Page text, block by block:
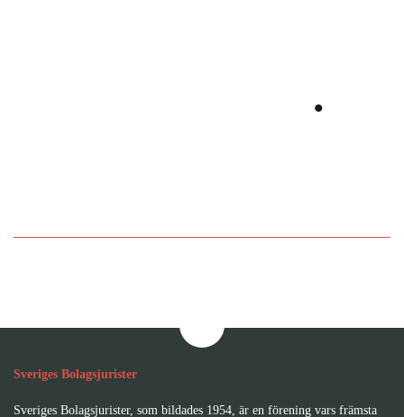
.
Sveriges Bolagsjurister
Sveriges Bolagsjurister, som bildades 1954, är en förening vars främsta